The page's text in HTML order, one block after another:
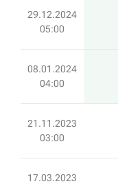
29.12.2024
05:00
08.01.2024
04:00
21.11.2023
03:00
17.03.2023